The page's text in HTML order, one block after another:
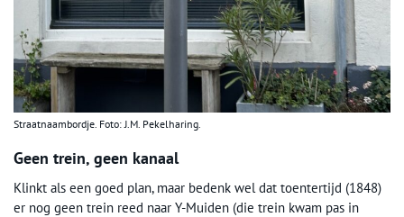
Straatnaambordje. Foto: J.M. Pekelharing.
Geen trein, geen kanaal
Klinkt als een goed plan, maar bedenk wel dat toentertijd (1848)
er nog geen trein reed naar Y-Muiden (die trein kwam pas in